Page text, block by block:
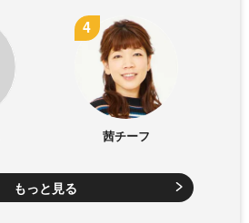
茜チーフ
もっと見る